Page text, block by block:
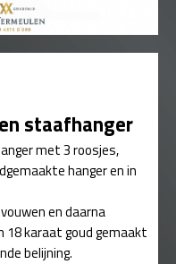
staafhanger
met 3 roosjes,
hanger en in
en daarna
18 karaat goud gemaakt
belijning.